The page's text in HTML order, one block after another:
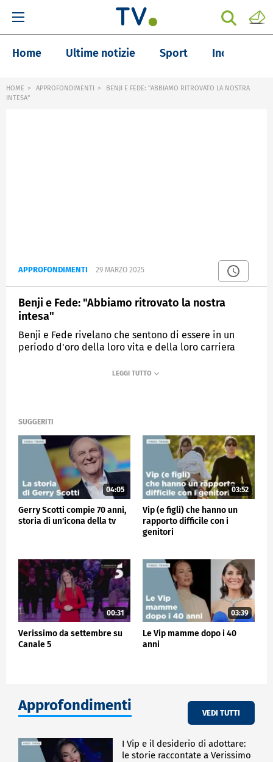
Home Ultime notizie Sport Inchieste
HOME APPROFONDIMENTI
BENJI E FEDE: "ABBIAMO RITROVATO LA NOSTRA
INTESA"
APPROFONDIMENTI 29 MARZO 2025
Benji e Fede: "Abbiamo ritrovato la nostra
intesa"
Benji e Fede rivelano che sentono di essere in un
periodo d'oro della loro vita e della loro carriera
VERISSIMO
SUGGERITI
04:05
Gerry Scotti compie 70 anni,
storia di un'icona della tv
03:52
Vip (e figli) che hanno un
rapporto difficile con i
genitori
00:31
Verissimo da settembre su
Canale 5
03:39
Le Vip mamme dopo i 40
anni
Approfondimenti VEDI TUTTI
I Vip e il desiderio di adottare:
le storie raccontate a Verissimo